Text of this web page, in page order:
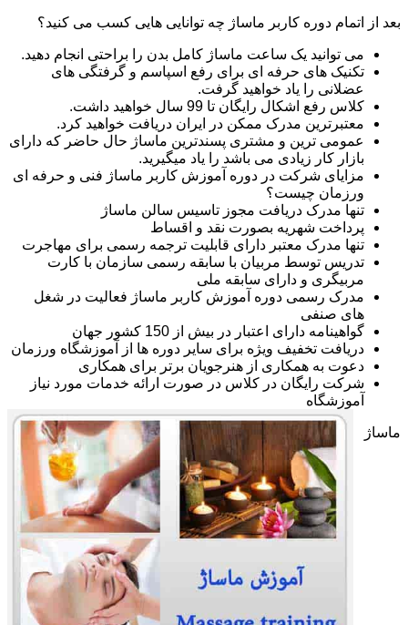
بعد از اتمام دوره کاربر ماساژ چه توانایی هایی کسب می کنید؟
می توانید یک ساعت ماساژ کامل بدن را براحتی انجام دهید.
تکنیک های حرفه ای برای رفع اسپاسم و گرفتگی های
عضلانی را یاد خواهید گرفت.
کلاس رفع اشکال رایگان تا 99 سال خواهید داشت.
معتبرترین مدرک ممکن در ایران دریافت خواهید کرد.
عمومی ترین و مشتری پسندترین ماساژ حال حاضر که دارای
بازار کار زیادی می باشد را یاد میگیرید.
مزایای شرکت در دوره آموزش کاربر ماساژ فنی و حرفه ای
ورزمان چیست؟
تنها مدرک دریافت مجوز تاسیس سالن ماساژ
پرداخت شهریه بصورت نقد و اقساط
تنها مدرک معتبر دارای قابلیت ترجمه رسمی برای مهاجرت
تدریس توسط مربیان با سابقه رسمی سازمان با کارت
مربیگری و دارای سابقه ملی
مدرک رسمی دوره آموزش کاربر ماساژ فعالیت در شغل
های صنفی
گواهینامه دارای اعتبار در بیش از 150 کشور جهان
دریافت تخفیف ویژه برای سایر دوره ها از آموزشگاه ورزمان
دعوت به همکاری از هنرجویان برتر برای همکاری
شرکت رایگان در کلاس در صورت ارائه خدمات مورد نیاز
آموزشگاه
ماساژ